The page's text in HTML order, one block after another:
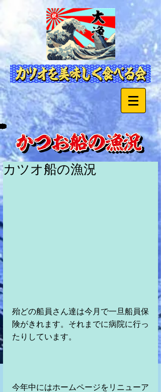
カツオ船の漁況
殆どの船員さん達は今月で一旦船員保
険がきれます。それまでに病院に行っ
たりしています。
今年中にはホームページをリニューア